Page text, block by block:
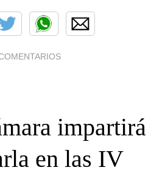
impartirá
en las IV